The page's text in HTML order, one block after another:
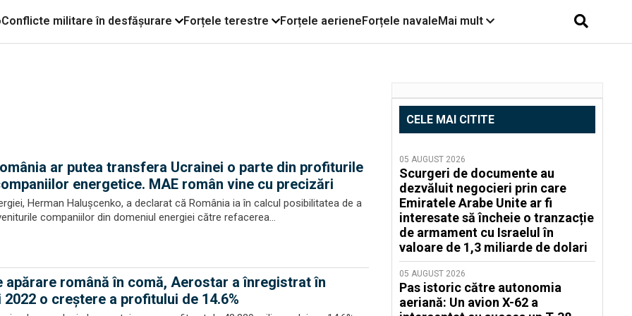
Conflicte militare în desfășurare Forțele terestre Forțele aerieneForțele navaleMai mult
ar putea transfera Ucrainei o parte din profiturile
energetice. MAE român vine cu precizări
Herman Haluşcenko, a declarat că România ia în calcul posibilitatea de a
companiilor din domeniul energiei către refacerea...
română în comă, Aerostar a înregistrat în
o creștere a profitului de 14.6%
CELE MAI CITITE
05 AUGUST 2026
Scurgeri de documente au
dezvăluit negocieri prin care
Emiratele Arabe Unite ar fi
interesate să încheie o tranzacție
de armament cu Israelul în
valoare de 1,3 miliarde de dolari
05 AUGUST 2026
Pas istoric către autonomia
aeriană: Un avion X-62 a